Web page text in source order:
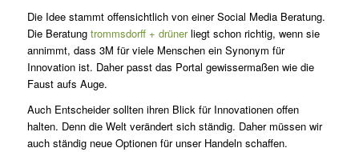
Die Idee stammt offensichtlich von einer Social Media Beratung.
Die Beratung trommsdorff + drünerliegt schon richtig, wenn sie
annimmt, dass 3M für viele Menschen ein Synonym für
Innovation ist. Daher passt das Portal gewissermaßen wie die
Faust aufs Auge.
Auch Entscheider sollten ihren Blick für Innovationen offen
halten. Denn die Welt verändert sich ständig. Daher müssen wir
auch ständig neue Optionen für unser Handeln schaffen.